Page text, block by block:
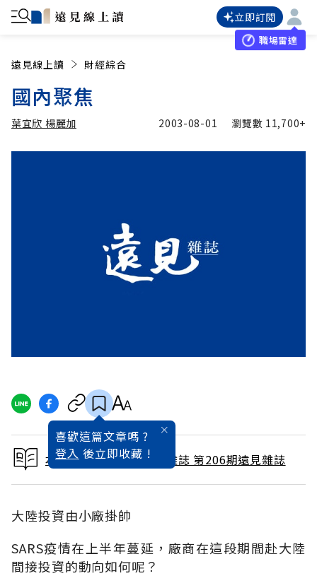
立即訂閱
職場雷達
遠見線上讀 財經綜合
國內聚焦
葉宜欣 楊麗加 2003-08-01 瀏覽數 11,700+
喜歡這篇文章嗎 ?
登入 後立即收藏 !
本文出自 2003 / 8月號雜誌 第206期遠見雜誌
大陸投資由小廠掛帥
SARS疫情在上半年蔓延，廠商在這段期間赴大陸
間接投資的動向如何呢？